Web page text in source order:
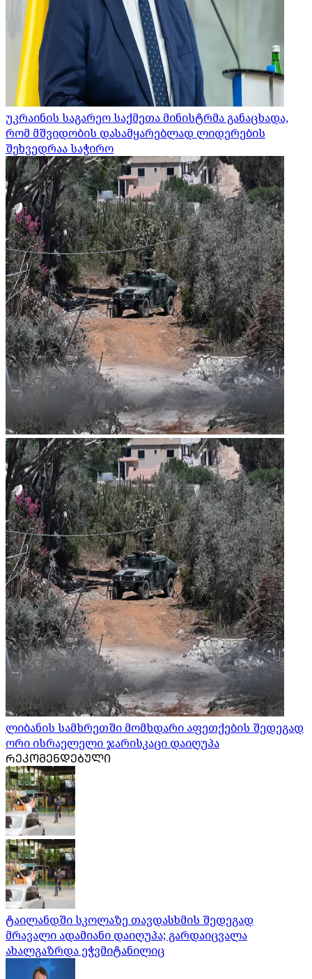
უკრაინის საგარეო საქმეთა მინისტრმა განაცხადა,
რომ მშვიდობის დასამყარებლად ლიდერების
შეხვედრაა საჭირო
ლიბანის სამხრეთში მომხდარი აფეთქების შედეგად
ორი ისრაელელი ჯარისკაცი დაიღუპა
ᲠᲔᲙᲝᲛᲔᲜᲓᲔᲑᲣᲚᲘ
ტაილანდში სკოლაზე თავდასხმის შედეგად
მრავალი ადამიანი დაიღუპა; გარდაიცვალა
ახალგაზრდა ეჭვმიტანილიც